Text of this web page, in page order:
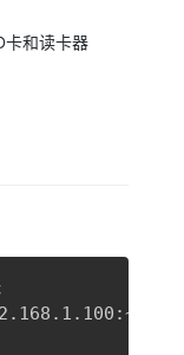
卡和读卡器
// 单个文件，从本地到网关